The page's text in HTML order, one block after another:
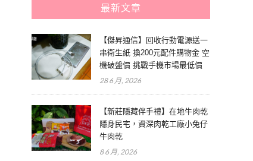
最新文章
【傑昇通信】回收行動電源送一
串衛生紙 換200元配件購物金 空
機破盤價 挑戰手機市場最低價
28 6 月, 2026
【新莊隱藏伴手禮】在地牛肉乾
隱身民宅，資深肉乾工廠小兔仔
牛肉乾
8 6 月, 2026